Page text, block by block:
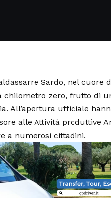
Sardo, nel cuore
chilometro zero, frutto di
All’apertura ufficiale
alle Attività produttive
a numerosi cittadini.